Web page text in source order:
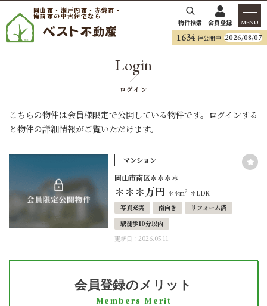
岡山市・瀬戸内市・赤磐市・
備前市の中古住宅なら
物件検索 会員登録 MENU
1634 件公開中 2026/08/07
Login
ログイン
こちらの物件は会員様限定で公開している物件です。ログインする
と物件の詳細情報がご覧いただけます。
マンション
岡山市南区＊＊＊＊
＊＊＊万円 ＊＊m2 ＊LDK
写真充実
南向き
リフォーム済
駅徒歩10分以内
更新日：2026.05.11
会員登録のメリット
Members Merit